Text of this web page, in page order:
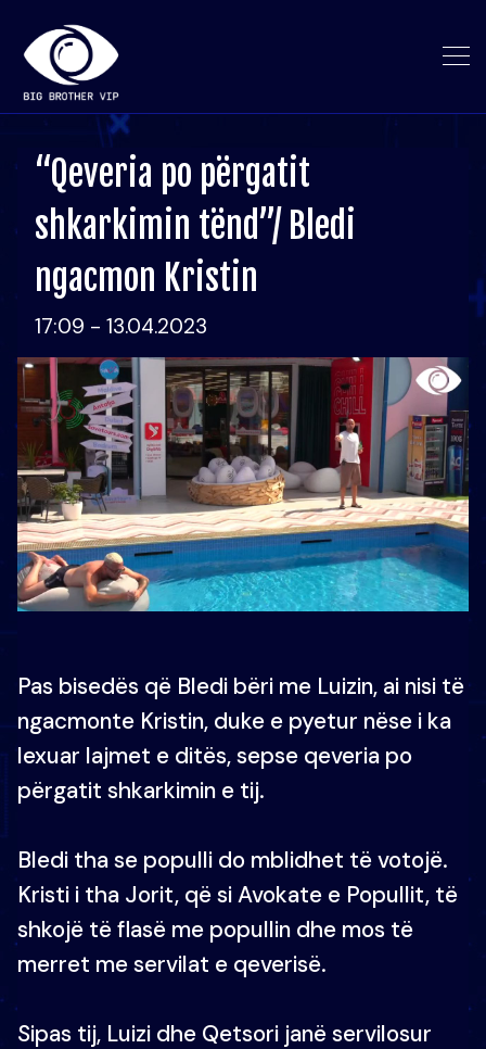
“Qeveria po përgatit
shkarkimin tënd”/ Bledi
ngacmon Kristin
17:09 - 13.04.2023
Pas bisedës që Bledi bëri me Luizin, ai nisi të
ngacmonte Kristin, duke e pyetur nëse i ka
lexuar lajmet e ditës, sepse qeveria po
përgatit shkarkimin e tij.
Bledi tha se populli do mblidhet të votojë.
Kristi i tha Jorit, që si Avokate e Popullit, të
shkojë të flasë me popullin dhe mos të
merret me servilat e qeverisë.
Sipas tij, Luizi dhe Qetsori janë servilosur